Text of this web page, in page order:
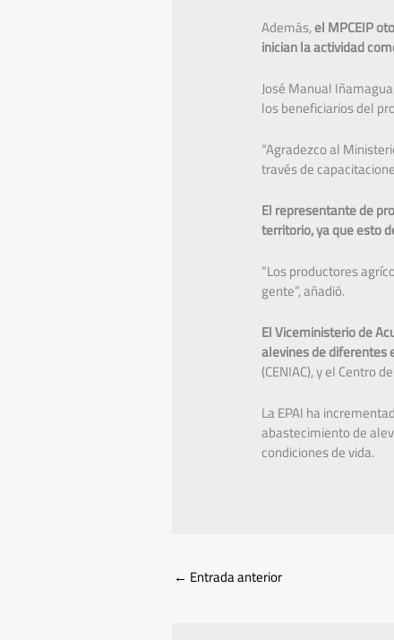
Además,el MPCEIP
inician la actividad
José Manual
los beneficiarios del
“Agradezco al
través de
El representante de
territorio, ya que esto
“Los productores
gente”, añadió.
El Viceministerio de
alevines de diferentes
(CENIAC), y el Centro
La EPAI ha
abastecimiento de
condiciones de vida.
← Entrada anterior